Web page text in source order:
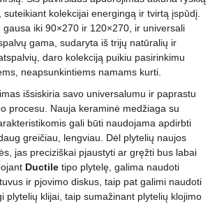
kolekcijai energingą ir tvirtą įspūdį.
gausa iki 90×270 ir 120×270, ir universali
gama, sudaryta iš trijų natūralių ir
daro kolekciją puikiu pasirinkimu
neapsunkintiems namams kurti.
išsiskiria savo universalumu ir paprastu
procesu. Nauja keraminė medžiaga su
gali būti naudojama apdirbti
greičiau, lengviau. Dėl plytelių naujos
jas preciziškai pjaustyti ar gręžti bus labai
Ductile tipo plytelę, galima naudoti
ir pjovimo diskus, taip pat galimi naudoti
plytelių klijai, taip sumažinant plytelių klojimo